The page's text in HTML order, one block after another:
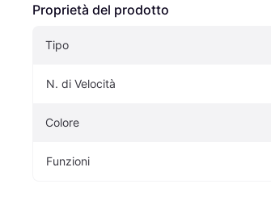
Proprietà del prodotto
Tipo
N. di Velocità
Colore
Funzioni